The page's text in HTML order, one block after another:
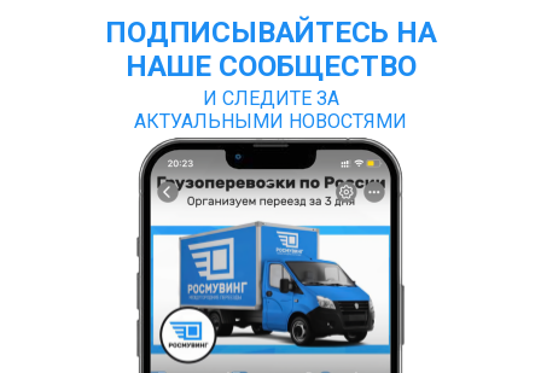
ПОДПИСЫВАЙТЕСЬ НА
НАШЕ СООБЩЕСТВО
И СЛЕДИТЕ ЗА
АКТУАЛЬНЫМИ НОВОСТЯМИ